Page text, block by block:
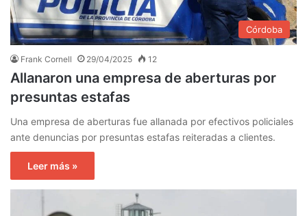
Córdoba
Frank Cornell 29/04/2025 12
Allanaron una empresa de aberturas por
presuntas estafas
Una empresa de aberturas fue allanada por efectivos policiales
ante denuncias por presuntas estafas reiteradas a clientes.
Leer más »